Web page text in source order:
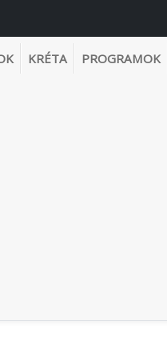
KRÉTA PROGRAMOK